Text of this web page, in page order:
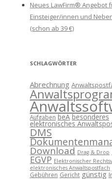
Neues LawFirm® Angebot
Einsteiger/innen und
(schon ab 39 €)
SCHLAGWÖRTER
Abrechnung
Aufgaben beA besonderes
elektronisches
DMS
Download Drag & Drop
EGVP Elektronischer
elektronisches Anwaltspostfach
Gebühren Gericht günstig